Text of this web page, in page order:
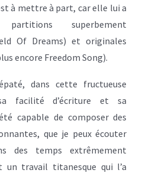
à mettre à part, car elle lui a
superbement
Of Dreams) et originales
encore Freedom Song).
dans cette fructueuse
facilité d’écriture et sa
capable de composer des
que je peux écouter
des temps extrêmement
travail titanesque qui l’a